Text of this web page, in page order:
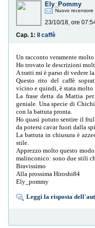
Ely_Pommy
Nuovo recensore
23/10/18, ore
Cap. 1:
Il caffè
Un racconto veramente molto
Ho trovato le descrizioni
A tratti mi è parso di vedere
Questo rito del caffè
vicino e quindi, è stata molto
La frase detta da Mattia
geniale. Una specie di
con la battuta pronta.
Ho quasi potuto sentire il
da potersi cavar fuori dalla
La battuta in chiusura è
stile.
Apprezzo molto questo
malinconico: sono due stili
Bravissimo
Alla prossima Hiroshi84
Ely_pommy
Leggi la risposta